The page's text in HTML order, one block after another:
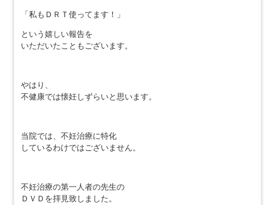
「私もＤＲＴ使ってます！」
という嬉しい報告を
いただいたこともございます。
やはり、
不健康では懐妊しずらいと思います。
当院では、不妊治療に特化
しているわけではございません。
不妊治療の第一人者の先生の
ＤＶＤを拝見致しました。